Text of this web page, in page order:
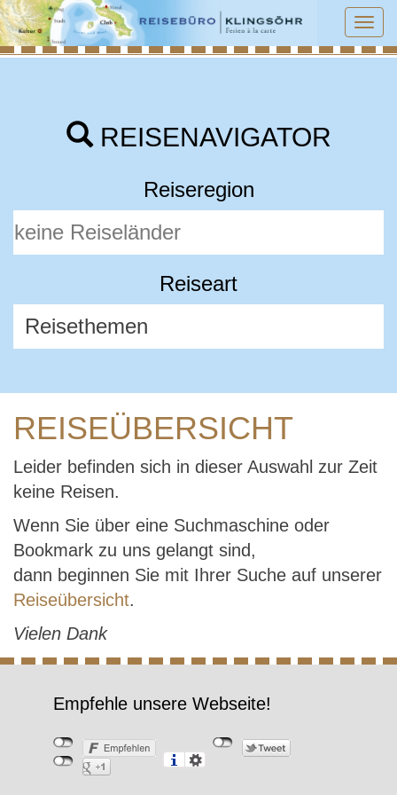
REISENAVIGATOR
Reiseregion
Reiseart
REISEÜBERSICHT
Leider befinden sich in dieser Auswahl zur Zeit
keine Reisen.
Wenn Sie über eine Suchmaschine oder
Bookmark zu uns gelangt sind,
dann beginnen Sie mit Ihrer Suche auf unserer
Reiseübersicht.
Vielen Dank
Empfehle unsere Webseite!